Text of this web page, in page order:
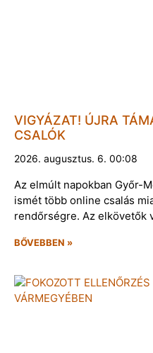
VIGYÁZAT! ÚJRA
CSALÓK
2026. augusztus. 6. 00:08
Az elmúlt napokban Győr-
ismét több online csalás
rendőrségre. Az elkövetők
BŐVEBBEN »